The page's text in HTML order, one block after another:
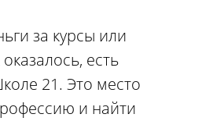
за курсы или
есть
21. Это место
и найти